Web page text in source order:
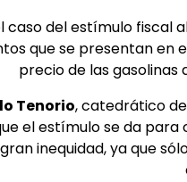
caso del estímulo fiscal
que se presentan en
precio de las gasolinas
Tenorio, catedrático
el estímulo se da para
inequidad, ya que